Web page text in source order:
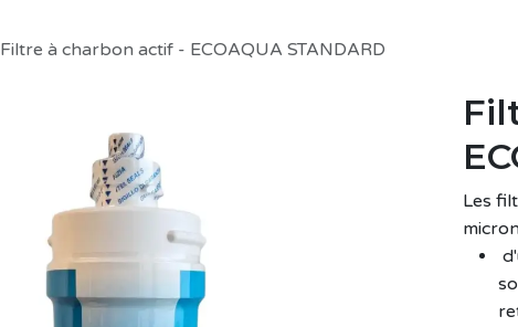
Filtre à charbon actif - ECOAQUA STANDARD
Les